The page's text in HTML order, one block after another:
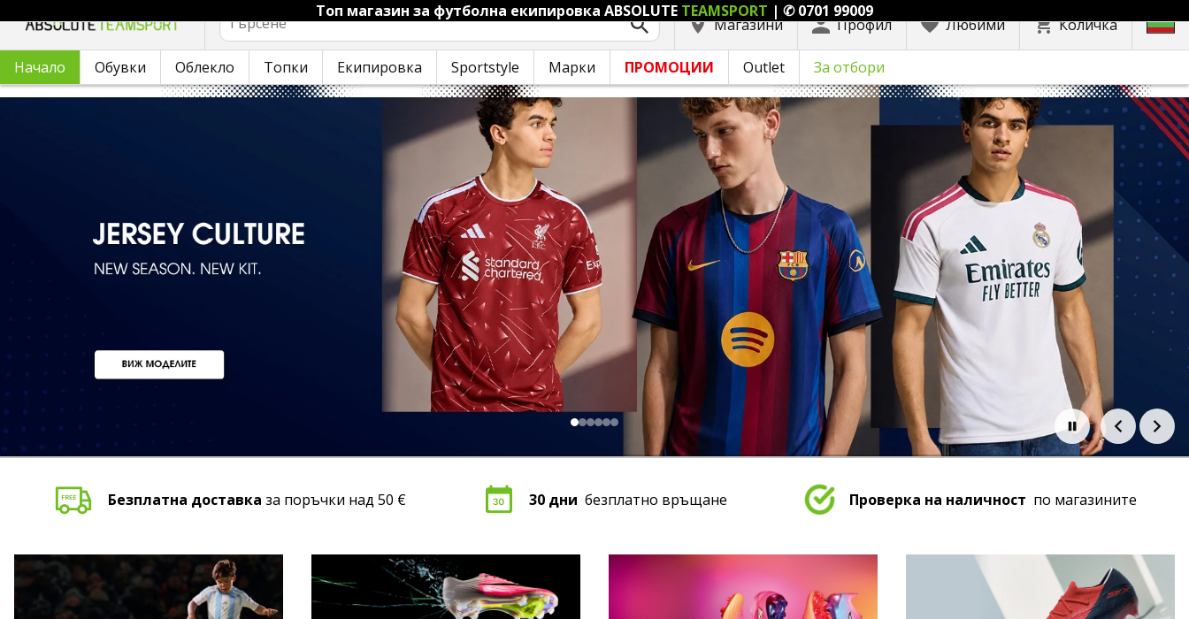
Магазини Профил Любими Количка
Начало Обувки Облекло Топки Екипировка Sportstyle Марки ПРОМОЦИИ Outlet За отбори
Tоп магазин за футболна екипировка ABSOLUTE TEAMSPORT | ✆ 0701 99009
Безплатна доставка за поръчки над 50 € 30 дни безплатно връщане Проверка на наличност по магазините